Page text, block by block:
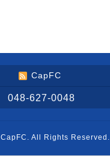
CapFC
048-627-0048
CapFC . All Rights Reserved.